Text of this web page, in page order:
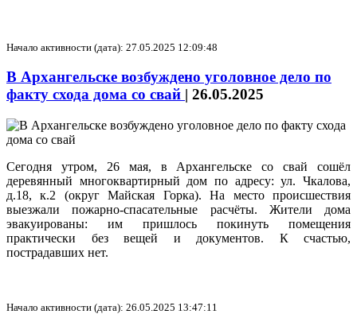
Начало активности (дата): 27.05.2025 12:09:48
В Архангельске возбуждено уголовное дело по
факту схода дома со свай | 26.05.2025
Сегодня утром, 26 мая, в Архангельске со свай сошёл
деревянный многоквартирный дом по адресу: ул. Чкалова,
д.18, к.2 (округ Майская Горка). На место происшествия
выезжали пожарно-спасательные расчёты. Жители дома
эвакуированы: им пришлось покинуть помещения
практически без вещей и документов. К счастью,
пострадавших нет.
Начало активности (дата): 26.05.2025 13:47:11